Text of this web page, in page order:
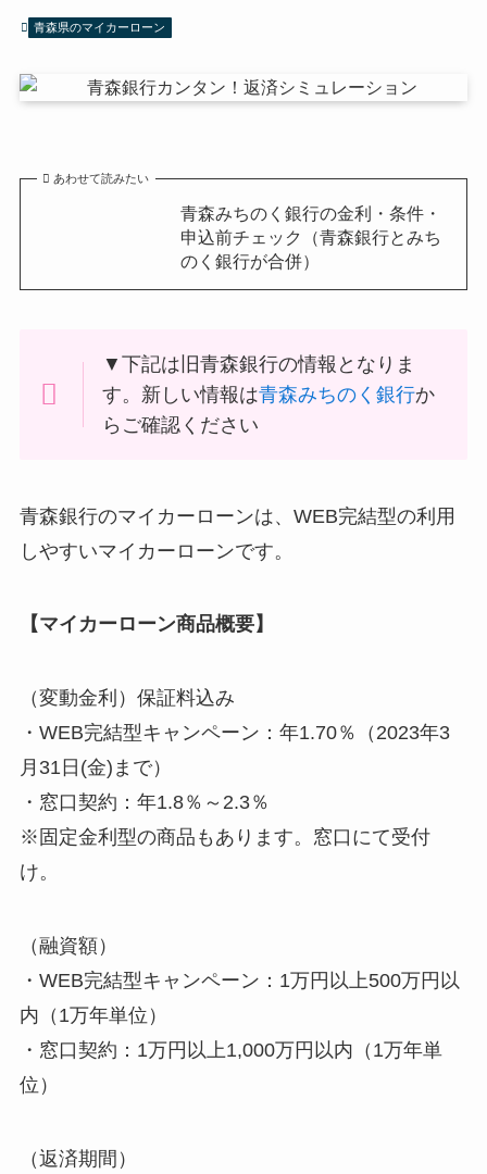
青森県のマイカーローン
あわせて読みたい
青森みちのく銀行の金利・条件・
申込前チェック（青森銀行とみち
のく銀行が合併）
▼下記は旧青森銀行の情報となりま
す。新しい情報は青森みちのく銀行か
らご確認ください
青森銀行のマイカーローンは、WEB完結型の利用
しやすいマイカーローンです。
【マイカーローン商品概要】
（変動金利）保証料込み
・WEB完結型キャンペーン：年1.70％（2023年3
月31日(金)まで）
・窓口契約：年1.8％～2.3％
※固定金利型の商品もあります。窓口にて受付
け。
（融資額）
・WEB完結型キャンペーン：1万円以上500万円以
内（1万年単位）
・窓口契約：1万円以上1,000万円以内（1万年単
位）
（返済期間）